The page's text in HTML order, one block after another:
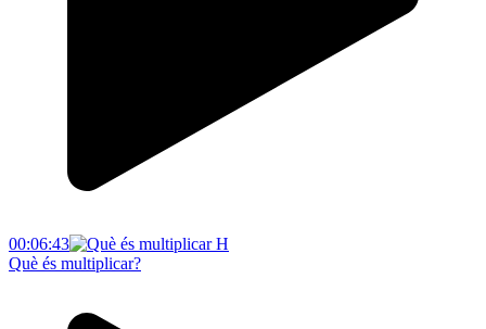
00:06:43
Què és multiplicar?